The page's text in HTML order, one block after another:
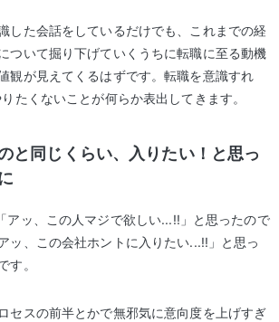
した会話をしているだけでも、これまでの経
ついて掘り下げていくうちに転職に至る動機
観が見えてくるはずです。転職を意識すれ
たくないことが何らか表出してきます。
と同じくらい、入りたい！と思っ
アッ、この人マジで欲しい...!!」と思ったので
ッ、この会社ホントに入りたい...!!」と思っ
す。
セスの前半とかで無邪気に意向度を上げすぎ